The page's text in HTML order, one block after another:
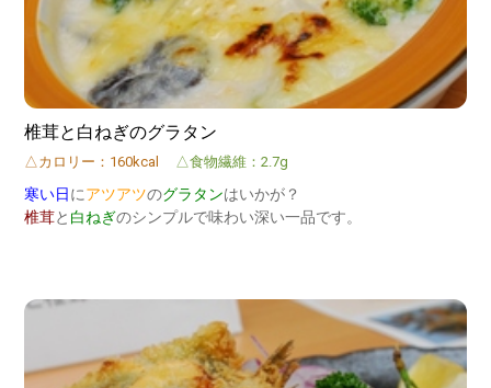
椎茸と白ねぎのグラタン
△カロリー：160kcal △食物繊維：2.7g
寒い日にアツアツのグラタンはいかが？
椎茸と 白ねぎのシンプルで味わい深い一品です。